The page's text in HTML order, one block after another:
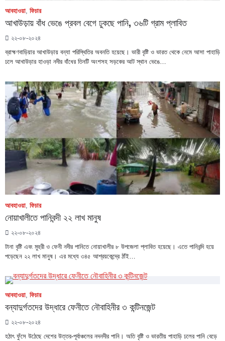
আবহাওয়া ফিচার
আখাউড়ায় বাঁধ ভেঙে প্রবল বেগে ঢুকছে পানি, ৩৬টি গ্রাম প্লাবিত
২২-০৮-২০২৪
ব্রাহ্মণবাড়িয়ার আখাউড়ায় বন্যা পরিস্থিতির অবনতি হয়েছে। ভারী বৃষ্টি ও ভারত থেকে নেমে আসা পাহাড়ি
ঢলে আখাউড়ার হাওড়া নদীর বাঁধের তিনটি অংশসহ সড়কের আট স্থান ভেঙে…
আবহাওয়া, ফিচার
নোয়াখালীতে পানিবন্দী ২২ লাখ মানুষ
২২-০৮-২০২৪
টানা বৃষ্টি এবং মুহুরী ও ফেনী নদীর পানিতে নোয়াখালীর ৮ উপজেলা প্লাবিত হয়েছে। এতে পানিবন্দি হয়ে
পড়েছেন ২২ লাখ মানুষ। এর মধ্যে ৩৪৫ আশ্রয়কেন্দ্রে ঠাঁই…
আবহাওয়া, ফিচার
বন্যাদুর্গতদের উদ্ধারে ফেনীতে নৌবাহিনীর ৩ কন্টিনজেন্ট
২২-০৮-২০২৪
হঠাৎ ফুঁসে উঠেছে দেশের উত্তর-পূর্বাঞ্চলের নদনদীর পানি। অতি বৃষ্টি ও ভারতীয় পাহাড়ি ঢলের পানি বেড়ে